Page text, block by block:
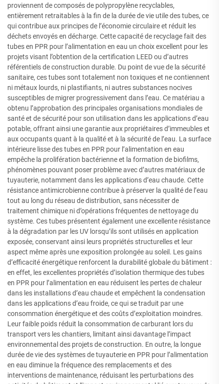
proviennent de composés de polypropylène recyclables,
entièrement retraitables à la fin de la durée de vie utile des tubes, ce
qui contribue aux principes de l’économie circulaire et réduit les
déchets envoyés en décharge. Cette capacité de recyclage fait des
tubes en PPR pour l’alimentation en eau un choix excellent pour les
projets visant l’obtention de la certification LEED ou d’autres
référentiels de construction durable. Du point de vue de la sécurité
sanitaire, ces tubes sont totalement non toxiques et ne contiennent
ni métaux lourds, ni plastifiants, ni autres substances nocives
susceptibles de migrer progressivement dans l’eau. Ce matériau a
obtenu l’approbation des principales organisations mondiales de
santé et de sécurité pour son utilisation dans les applications d’eau
potable, offrant ainsi une garantie aux propriétaires d’immeubles et
aux occupants quant à la qualité et à la sécurité de l’eau. La surface
intérieure lisse des tubes en PPR pour l’alimentation en eau
empêche la prolifération bactérienne et la formation de biofilms,
phénomènes pouvant poser problème avec d’autres matériaux de
tuyauterie, notamment dans les applications d’eau chaude. Cette
résistance antimicrobienne contribue à préserver la qualité de l’eau
tout au long du réseau de distribution, sans nécessiter de
traitement chimique ni d’opérations fréquentes de nettoyage du
système. Ces tubes présentent également une excellente résistance
à la dégradation par les UV lorsqu’ils sont utilisés en application
exposée, conservant ainsi leurs propriétés structurelles et leur
aspect même après une exposition prolongée au soleil. Les gains
d’efficacité énergétique renforcent la durabilité globale du bâtiment :
en effet, les excellentes propriétés d’isolation thermique des tubes
en PPR pour l’alimentation en eau réduisent les pertes de chaleur
dans les installations d’eau chaude et empêchent la condensation
dans les applications d’eau froide, ce qui se traduit par une
consommation énergétique et des coûts d’exploitation moindres.
Leur faible poids réduit la consommation de carburant lors du
transport vers les chantiers, limitant ainsi davantage l’impact
environnemental des projets de construction. En outre, la longue
durée de vie des systèmes de tuyauterie en PPR pour l’alimentation
en eau diminue la fréquence des remplacements et des
interventions de maintenance, réduisant les perturbations des